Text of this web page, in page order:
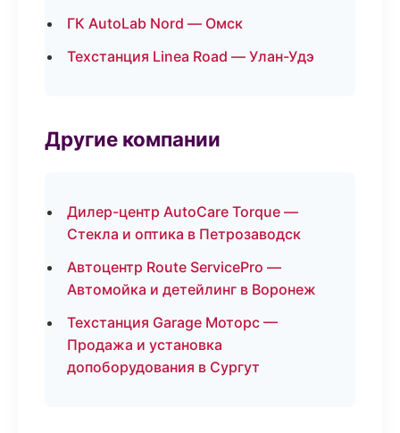
ГК AutoLab Nord — Омск
Техстанция Linea Road — Улан-Удэ
Другие компании
Дилер-центр AutoCare Torque —
Стекла и оптика в Петрозаводск
Автоцентр Route ServicePro —
Автомойка и детейлинг в Воронеж
Техстанция Garage Моторс —
Продажа и установка
допоборудования в Сургут